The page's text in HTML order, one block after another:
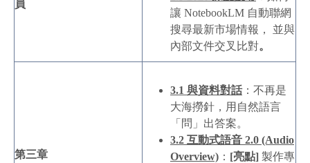
員
讓 NotebookLM 自動聯網
搜尋最新市場情報， 並與
內部文件交叉比對。
第三章
3.1 與資料對話：不再是
大海撈針，用自然語言
「問」出答案。
3.2 互動式語音 2.0 (Audio
Overview) ： [亮點] 製作專